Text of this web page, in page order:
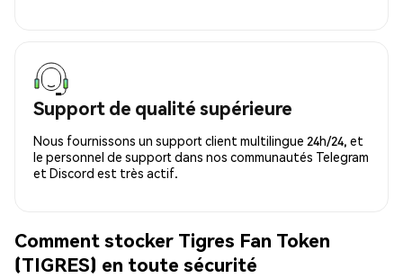
Support de qualité supérieure
Nous fournissons un support client multilingue 24h/24, et
le personnel de support dans nos communautés Telegram
et Discord est très actif.
Comment stocker Tigres Fan Token
(TIGRES) en toute sécurité